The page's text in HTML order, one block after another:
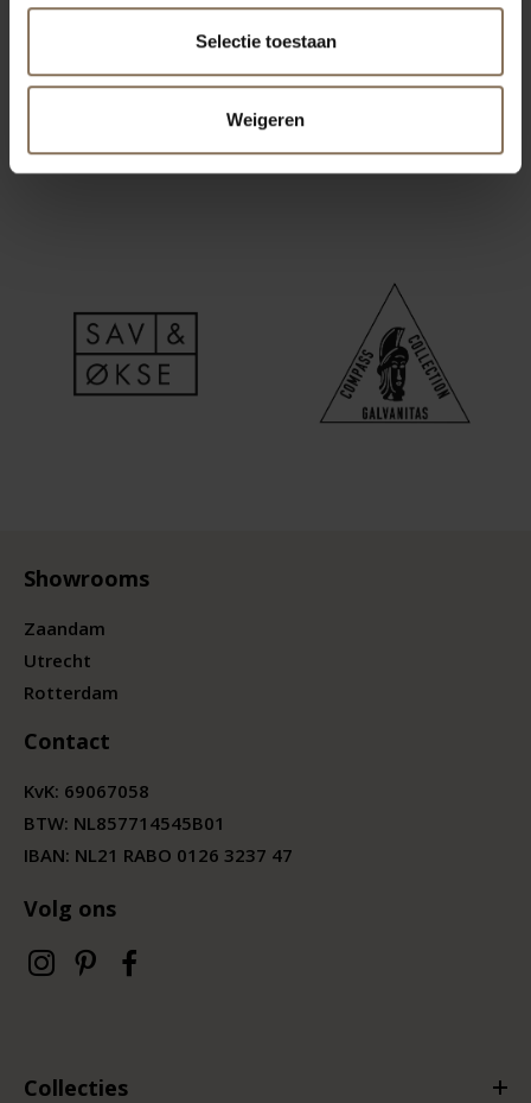
Selectie toestaan
Weigeren
Showrooms
Zaandam
Utrecht
Rotterdam
Contact
KvK: 69067058
BTW: NL857714545B01
IBAN: NL21 RABO 0126 3237 47
Volg ons
Collecties